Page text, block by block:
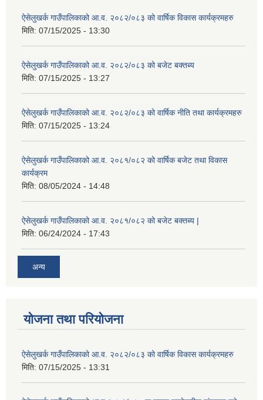
ऐसेलुखर्क गाउँपालिकाको आ.व. २०८२/०८३ को वार्षिक विकास कार्यक्रमहरु
मिति: 07/15/2025 - 13:30
ऐसेलुखर्क गाउँपालिकाको आ.व. २०८२/०८३ को बजेट बक्तब्य
मिति: 07/15/2025 - 13:27
ऐसेलुखर्क गाउँपालिकाको आ.व. २०८२/०८३ को वार्षिक नीति तथा कार्यक्रमहरु
मिति: 07/15/2025 - 13:24
ऐसेलुखर्क गाउँपालिकाको आ.व. २०८१/०८२ को वार्षिक बजेट तथा विकास
कार्यक्रम
मिति: 08/05/2024 - 14:48
ऐसेलुखर्क गाउँपालिकाको आ.व. २०८१/०८२ को बजेट बक्तब्य |
मिति: 06/24/2024 - 17:43
अन्य
योजना तथा परियोजना
ऐसेलुखर्क गाउँपालिकाको आ.व. २०८२/०८३ को वार्षिक विकास कार्यक्रमहरु
मिति: 07/15/2025 - 13:31